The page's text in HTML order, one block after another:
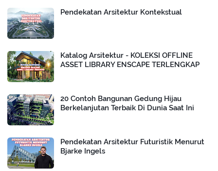
Pendekatan Arsitektur Kontekstual
Katalog Arsitektur - KOLEKSI OFFLINE
ASSET LIBRARY ENSCAPE TERLENGKAP
20 Contoh Bangunan Gedung Hijau
Berkelanjutan Terbaik Di Dunia Saat Ini
Pendekatan Arsitektur Futuristik Menurut
Bjarke Ingels